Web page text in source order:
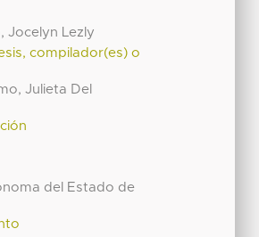
Jocelyn Lezly
compilador(es) o
Julieta Del
del Estado de